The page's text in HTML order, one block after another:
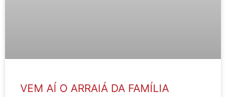
VEM AÍ O ARRAIÁ DA FAMÍLIA